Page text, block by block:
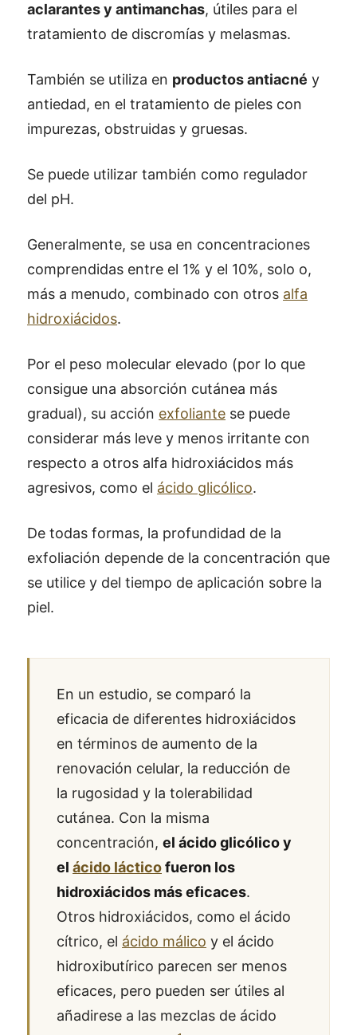
aclarantes y antimanchas, útiles para el
tratamiento de discromías y melasmas.
También se utiliza en productos antiacné y
antiedad, en el tratamiento de pieles con
impurezas, obstruidas y gruesas.
Se puede utilizar también como regulador
del pH.
Generalmente, se usa en concentraciones
comprendidas entre el 1% y el 10%, solo o,
más a menudo, combinado con otros alfa
hidroxiácidos.
Por el peso molecular elevado (por lo que
consigue una absorción cutánea más
gradual), su acción exfoliante se puede
considerar más leve y menos irritante con
respecto a otros alfa hidroxiácidos más
agresivos, como el ácido glicólico.
De todas formas, la profundidad de la
exfoliación depende de la concentración que
se utilice y del tiempo de aplicación sobre la
piel.
En un estudio, se comparó la
eficacia de diferentes hidroxiácidos
en términos de aumento de la
renovación celular, la reducción de
la rugosidad y la tolerabilidad
cutánea. Con la misma
concentración, el ácido glicólico y
el ácido lácticofueron los
hidroxiácidos más eficaces.
Otros hidroxiácidos, como el ácido
cítrico, el ácido málico y el ácido
hidroxibutírico parecen ser menos
eficaces, pero pueden ser útiles al
añadirese a las mezclas de ácido